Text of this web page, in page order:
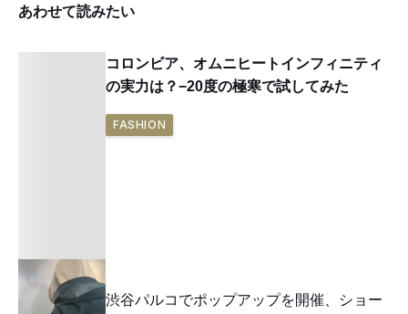
あわせて読みたい
コロンビア、オムニヒートインフィニティ
の実力は？−20度の極寒で試してみた
FASHION
グラミチが渋谷パルコでポップアップを開催、ショー